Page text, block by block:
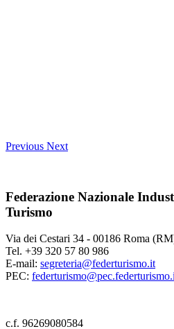
Previous Next
Federazione Nazionale
Turismo
Via dei Cestari 34 - 00186 Roma
Tel. +39 320 57 80 986
E-mail: segreteria@federturismo.it
PEC:
c.f. 96269080584